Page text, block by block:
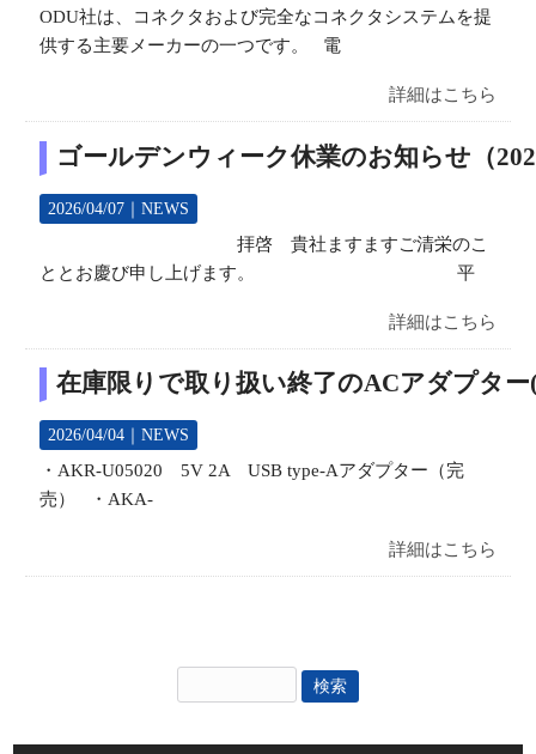
ODU社は、コネクタおよび完全なコネクタシステムを提
供する主要メーカーの一つです。 電
詳細はこちら
ゴールデンウィーク休業のお知らせ（
2026/04/07｜NEWS
拝啓 貴社ますますご清栄のこ
ととお慶び申し上げます。 平
詳細はこちら
在庫限りで取り扱い終了のACアダプター
2026/04/04｜NEWS
・AKR-U05020 5V 2A USB type-Aアダプター（完
売） ・AKA-
詳細はこちら